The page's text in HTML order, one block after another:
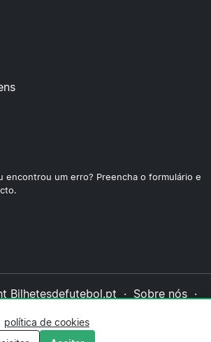
encontrou um erro? Preencha o formulário e
Bilhetesdefutebol.pt · Sobre nós ·
·Política editorial
política de cookies